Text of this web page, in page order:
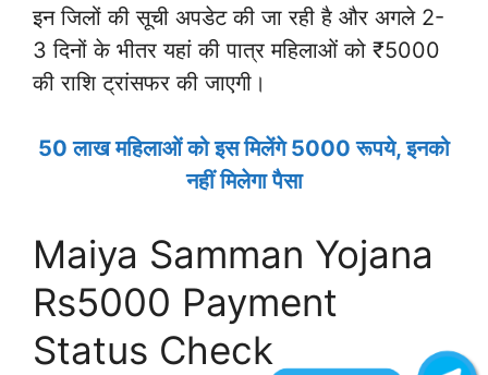
इन जिलों की सूची अपडेट की जा रही है और अगले 2-
3 दिनों के भीतर यहां की पात्र महिलाओं को ₹5000
की राशि ट्रांसफर की जाएगी।
50 लाख महिलाओं को इस मिलेंगे 5000 रूपये, इनको
नहीं मिलेगा पैसा
Maiya Samman Yojana
Rs5000 Payment
Status Check